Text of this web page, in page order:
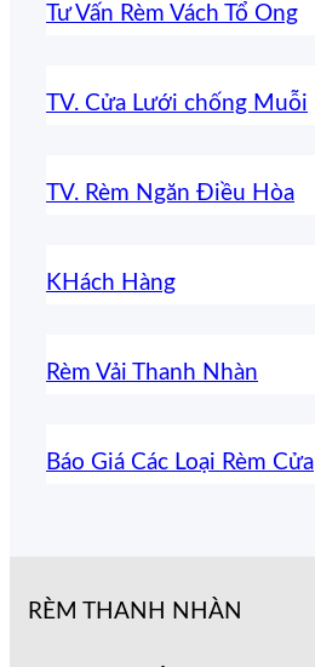
Tư Vấn Rèm Vách Tổ Ong
TV. Cửa Lưới chống Muỗi
TV. Rèm Ngăn Điều Hòa
KHách Hàng
Rèm Vải Thanh Nhàn
Báo Giá Các Loại Rèm Cửa
RÈM THANH NHÀN